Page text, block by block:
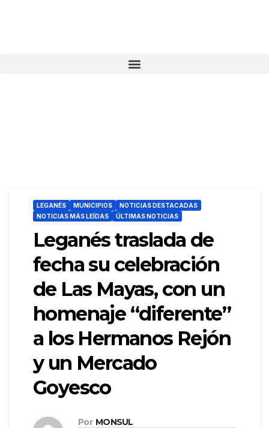
LEGANÉS MUNICIPIOS
NOTICIAS DESTACADAS
NOTICIAS MÁS LEÍDAS
ÚLTIMAS NOTICIAS
Leganés traslada de
fecha su celebración
de Las Mayas, con un
homenaje “diferente”
a los Hermanos Rejón
y un Mercado
Goyesco
Por MONSUL